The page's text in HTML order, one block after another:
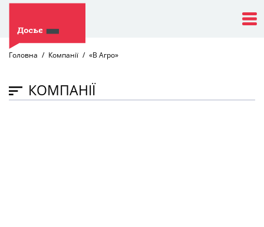
Головна Компанії «В Агро»
КОМПАНІЇ